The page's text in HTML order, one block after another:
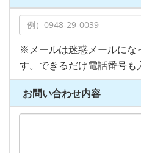
※メールは迷惑メールにな
す。できるだけ電話番号も
お問い合わせ内容